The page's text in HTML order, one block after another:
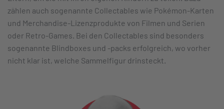
zählen auch sogenannte Collectables wie Pokémon-Karten
und Merchandise-Lizenzprodukte von Filmen und Serien
oder Retro-Games. Bei den Collectables sind besonders
sogenannte Blindboxes und -packs erfolgreich, wo vorher
nicht klar ist, welche Sammelfigur drinsteckt.